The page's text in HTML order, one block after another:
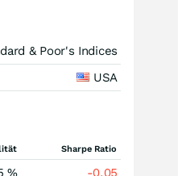
& Poor's Indices
USA
Sharpe Ratio
%
-0,05